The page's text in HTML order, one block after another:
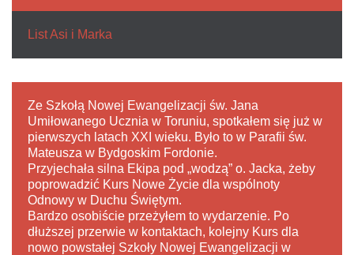
List Asi i Marka
Ze Szkołą Nowej Ewangelizacji św. Jana
Umiłowanego Ucznia w Toruniu, spotkałem się już w
pierwszych latach XXI wieku. Było to w Parafii św.
Mateusza w Bydgoskim Fordonie.
Przyjechała silna Ekipa pod „wodzą” o. Jacka, żeby
poprowadzić Kurs Nowe Życie dla wspólnoty
Odnowy w Duchu Świętym.
Bardzo osobiście przeżyłem to wydarzenie. Po
dłuższej przerwie w kontaktach, kolejny Kurs dla
nowo powstałej Szkoły Nowej Ewangelizacji w